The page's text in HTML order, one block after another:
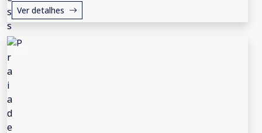
Ver detalhes